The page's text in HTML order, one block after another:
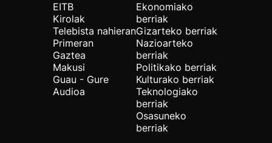
EITB
Kirolak
Telebista nahieran
Primeran
Gaztea
Makusi
Guau - Gure
Audioa
Ekonomiako
berriak
Gizarteko berriak
Nazioarteko
berriak
Politikako berriak
Kulturako berriak
Teknologiako
berriak
Osasuneko
berriak